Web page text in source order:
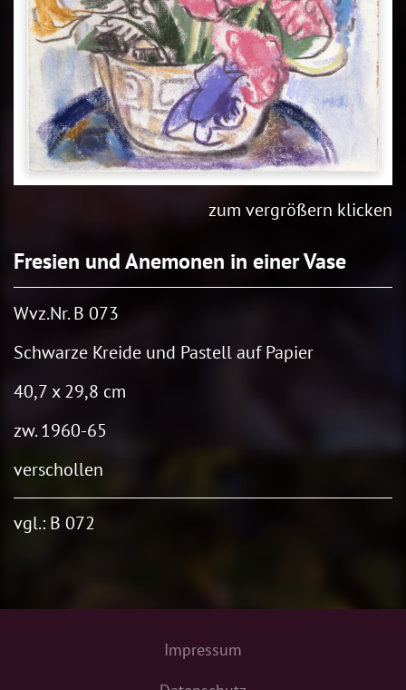
zum vergrößern klicken
Fresien und Anemonen in einer Vase
Wvz.Nr. B 073
Schwarze Kreide und Pastell auf Papier
40,7 x 29,8 cm
zw. 1960-65
verschollen
vgl.: B 072
Impressum